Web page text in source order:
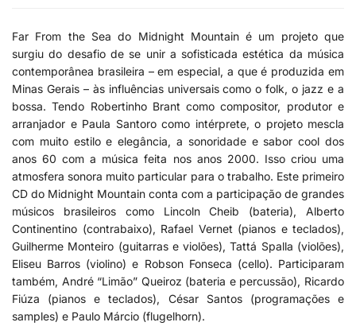
Far From the Sea do Midnight Mountain é um projeto que
surgiu do desafio de se unir a sofisticada estética da música
contemporânea brasileira – em especial, a que é produzida em
Minas Gerais – às influências universais como o folk, o jazz e a
bossa. Tendo Robertinho Brant como compositor, produtor e
arranjador e Paula Santoro como intérprete, o projeto mescla
com muito estilo e elegância, a sonoridade e sabor cool dos
anos 60 com a música feita nos anos 2000. Isso criou uma
atmosfera sonora muito particular para o trabalho. Este primeiro
CD do Midnight Mountain conta com a participação de grandes
músicos brasileiros como Lincoln Cheib (bateria), Alberto
Continentino (contrabaixo), Rafael Vernet (pianos e teclados),
Guilherme Monteiro (guitarras e violões), Tattá Spalla (violões),
Eliseu Barros (violino) e Robson Fonseca (cello). Participaram
também, André “Limão” Queiroz (bateria e percussão), Ricardo
Fiúza (pianos e teclados), César Santos (programações e
samples) e Paulo Márcio (flugelhorn).